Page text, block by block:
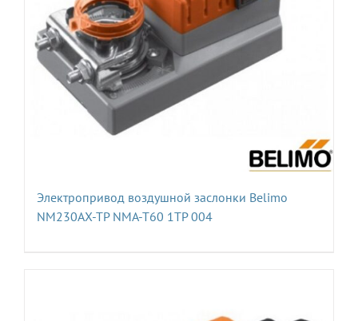
Электропривод воздушной заслонки Belimo
NM230AX-TP NMA-T60 1TP 004